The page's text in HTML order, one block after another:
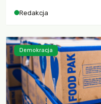
Redakcja
Demokracja